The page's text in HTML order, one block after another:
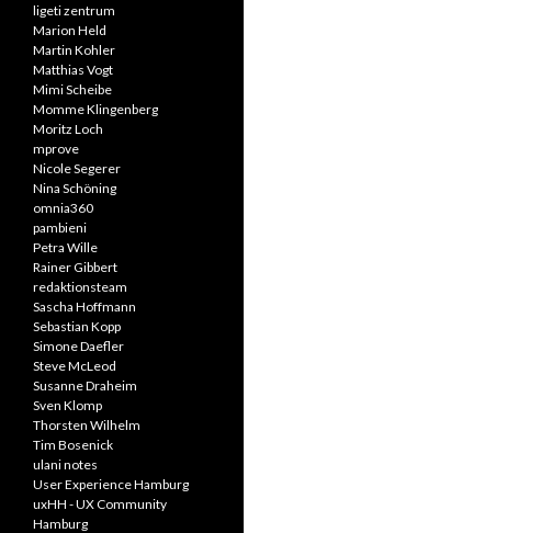
ligeti zentrum
Marion Held
Martin Kohler
Matthias Vogt
Mimi Scheibe
Momme Klingenberg
Moritz Loch
mprove
Nicole Segerer
Nina Schöning
omnia360
pambieni
Petra Wille
Rainer Gibbert
redaktionsteam
Sascha Hoffmann
Sebastian Kopp
Simone Daefler
Steve McLeod
Susanne Draheim
Sven Klomp
Thorsten Wilhelm
Tim Bosenick
ulani notes
User Experience Hamburg
uxHH - UX Community
Hamburg